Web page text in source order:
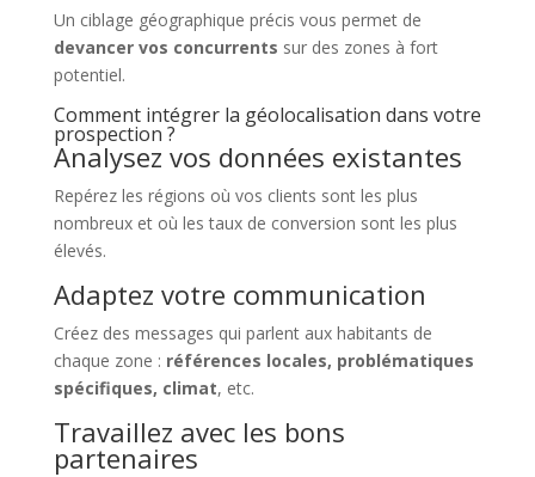
Un ciblage géographique précis vous permet de
devancer vos concurrents sur des zones à fort
potentiel.
Comment intégrer la géolocalisation dans votre
prospection ?
Analysez vos données existantes
Repérez les régions où vos clients sont les plus
nombreux et où les taux de conversion sont les plus
élevés.
Adaptez votre communication
Créez des messages qui parlent aux habitants de
chaque zone : références locales, problématiques
spécifiques, climat, etc.
Travaillez avec les bons
partenaires